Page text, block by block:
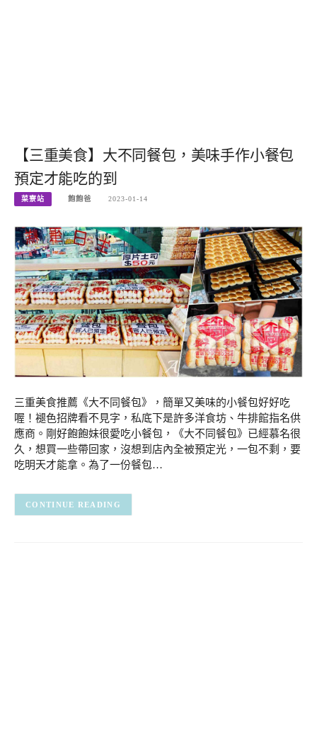
【三重美食】大不同餐包，美味手作小餐包
預定才能吃的到
菜寮站 飽飽爸 2023-01-14
三重美食推薦《大不同餐包》，簡單又美味的小餐包好好吃
喔！褪色招牌看不見字，私底下是許多洋食坊、牛排館指名供
應商。剛好飽飽妹很愛吃小餐包，《大不同餐包》已經慕名很
久，想買一些帶回家，沒想到店內全被預定光，一包不剩，要
吃明天才能拿。為了一份餐包…
CONTINUE READING